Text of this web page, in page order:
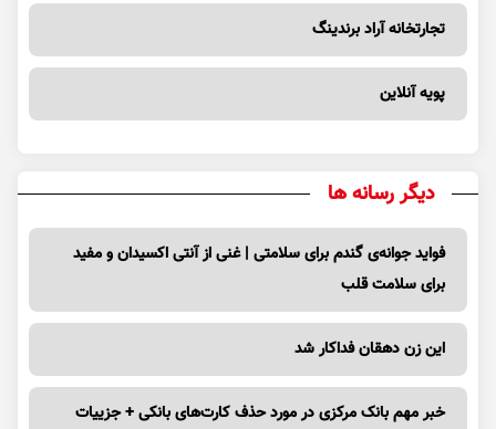
تجارتخانه آراد برندینگ
پویه آنلاین
دیگر رسانه ها
فواید جوانه‌ی گندم برای سلامتی | غنی از آنتی اکسیدان و مفید
برای سلامت قلب
این زن دهقان فداکار شد
خبر مهم بانک مرکزی در مورد حذف کارت‌های بانکی + جزییات